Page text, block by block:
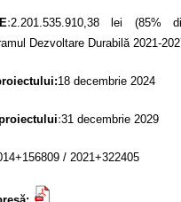
:2.201.535.910,38 lei (85%
Dezvoltare Durabilă 2021-
18 decembrie 2024
:31 decembrie 2029
/ 2021+322405